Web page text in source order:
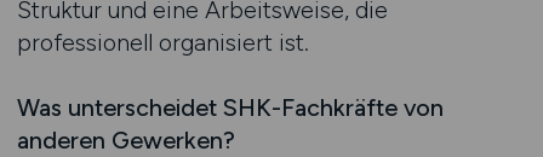
Struktur und eine Arbeitsweise, die
professionell organisiert ist.
Was unterscheidet SHK-Fachkräfte von
anderen Gewerken?